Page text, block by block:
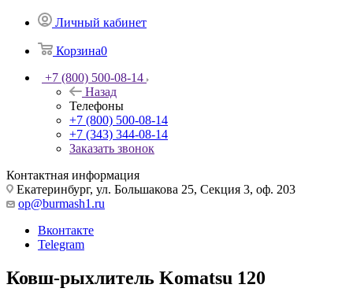
Личный кабинет
Корзина0
+7 (800) 500-08-14
Назад
Телефоны
+7 (800) 500-08-14
+7 (343) 344-08-14
Заказать звонок
Контактная информация
Екатеринбург, ул. Большакова 25, Секция 3, оф. 203
op@burmash1.ru
Вконтакте
Telegram
Ковш-рыхлитель Komatsu 120